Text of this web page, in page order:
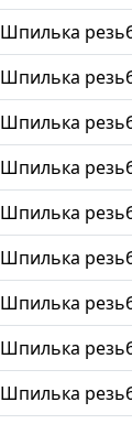
Шпилька
Шпилька
Шпилька
Шпилька
Шпилька
Шпилька
Шпилька
Шпилька
Шпилька